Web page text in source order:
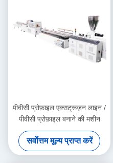
पीवीसी प्रोफ़ाइल एक्सट्रूज़न लाइन /
पीवीसी प्रोफ़ाइल बनाने की मशीन
सर्वोत्तम मूल्य प्राप्त करें